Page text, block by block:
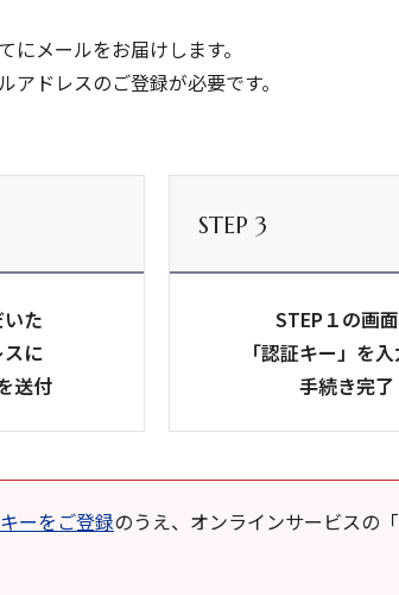
メールをお届けします。
ドレスのご登録が必要です。
た
に
送付
STEP 3
STEP１の画
「認証キー」を入
手続き完了
ーをご登録のうえ、オンラインサービスの